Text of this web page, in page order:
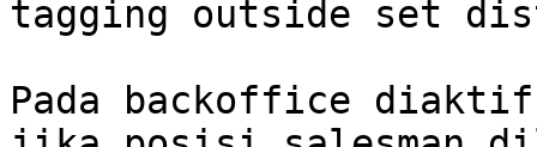
tagging outside set
Pada backoffice